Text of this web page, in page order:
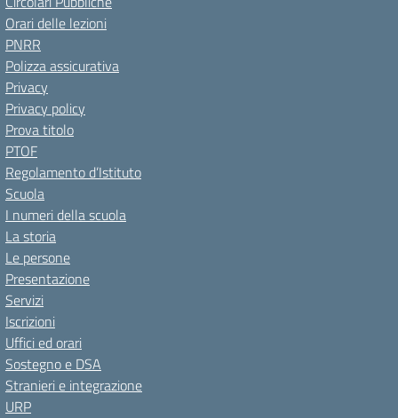
Orari delle lezioni
PNRR
Polizza assicurativa
Privacy
Privacy policy
Prova titolo
PTOF
Regolamento d’Istituto
Scuola
I numeri della scuola
La storia
Le persone
Presentazione
Servizi
Iscrizioni
Uffici ed orari
Sostegno e DSA
Stranieri e integrazione
URP